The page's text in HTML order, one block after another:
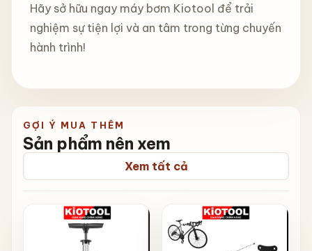
Hãy sở hữu ngay máy bơm Kiotool để trải
nghiệm sự tiện lợi và an tâm trong từng chuyến
hành trình!
GỢI Ý MUA THÊM
Sản phẩm nên xem
Xem tất cả